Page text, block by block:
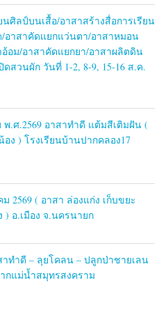
นศิลป์บนเสื้อ/อาสาสร้างสื่อการเรียน
าสาคัดแยกแว่นตา/อาสาหมอน
อม/อาสาคัดแยกยา/อาสาผลิตดิน
สวนผัก วันที่ 1-2, 8-9, 15-16 ส.ค.
.ศ.2569 อาสาทำดี แต้มสีเติมฝัน (
ง ) โรงเรียนบ้านปากคลอง17
2569 ( อาสา ล่องแก่ง เก็บขยะ
อ.เมือง จ.นครนายก
ทำดี – ลุยโคลน – ปลูกป่าชายเลน
กแม่น้ำสมุทรสงคราม